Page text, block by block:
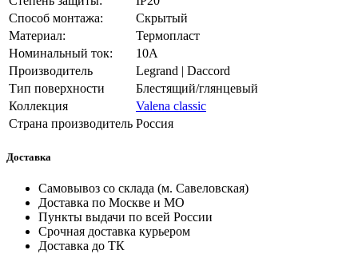
Способ монтажа:
Скрытый
Материал:
Термопласт
Номинальный ток:
10А
Производитель
Legrand | Daccord
Тип поверхности
Блестящий/глянцевый
Коллекция
Valena classic
Страна производитель Россия
Доставка
Самовывоз со склада (м. Савеловская)
Доставка по Москве и МО
Пункты выдачи по всей России
Срочная доставка курьером
Доставка до ТК